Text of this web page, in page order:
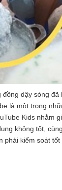
dậy sóng
là một trong
Kids nhằm
không tốt,
phải kiểm soát tốt